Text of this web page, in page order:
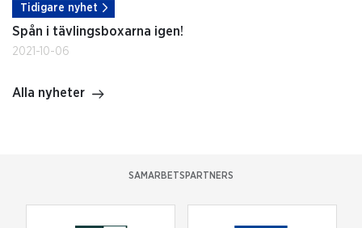
Tidigare nyhet
Spån i tävlingsboxarna igen!
2021-10-06
Alla nyheter
SAMARBETSPARTNERS